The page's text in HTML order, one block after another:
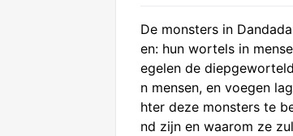
De monsters in
en: hun wortels in
egelen de
n mensen, en voegen
hter deze monsters te
nd zijn en waarom ze